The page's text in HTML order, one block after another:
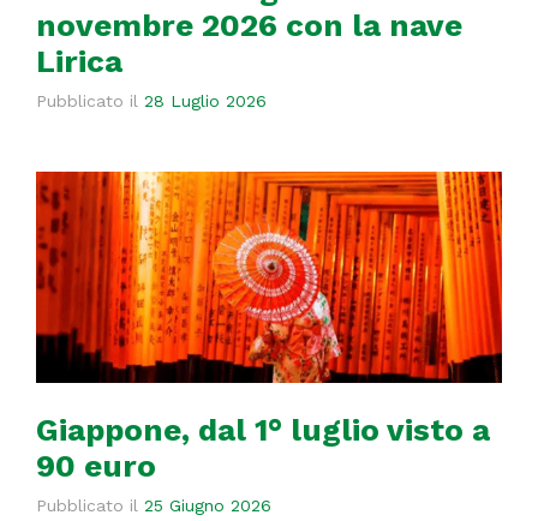
novembre 2026 con la nave
Lirica
Pubblicato il 28 Luglio 2026
Giappone, dal 1° luglio visto a
90 euro
Pubblicato il 25 Giugno 2026